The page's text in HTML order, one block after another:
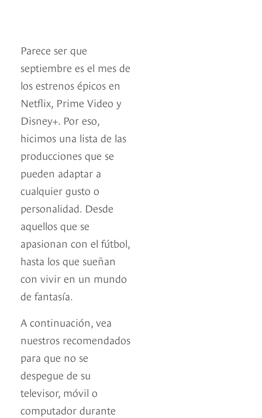
Parece ser que
septiembre es el mes de
los estrenos épicos en
Netflix, Prime Video y
Disney+. Por eso,
hicimos una lista de las
producciones que se
pueden adaptar a
cualquier gusto o
personalidad. Desde
aquellos que se
apasionan con el fútbol,
hasta los que sueñan
con vivir en un mundo
de fantasía.
A continuación, vea
nuestros recomendados
para que no se
despegue de su
televisor, móvil o
computador durante